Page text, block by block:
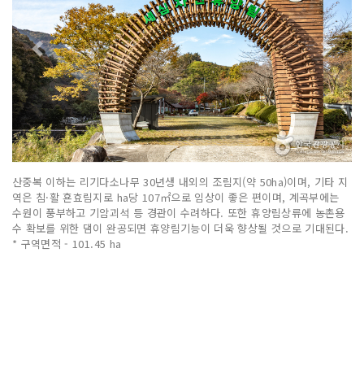
산중복 이하는 리기다소나무 30년생 내외의 조림지(약 50ha)이며, 기타 지
역은 침·활 횬효림지로 ha당 107㎡으로 임상이 좋은 편이며, 계곡부에는
수원이 풍부하고 기암괴석 등 경관이 수려하다. 또한 휴양림상류에 농촌용
수 확보를 위한 댐이 완공되면 휴양림기능이 더욱 향상될 것으로 기대된다.
* 구역면적 - 101.45 ha